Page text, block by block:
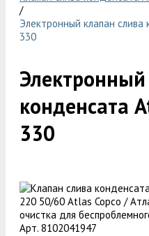
/
Электронный клапан
330
конденсата
330
Арт. 8102041947